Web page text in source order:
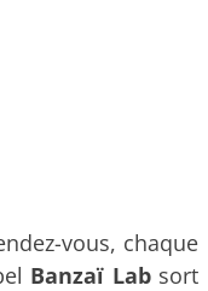
vous, chaque
Banzaï Labsort